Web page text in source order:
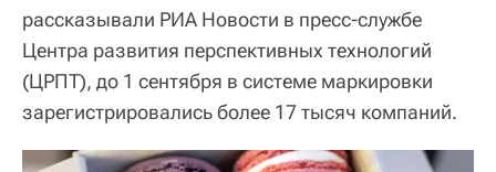
рассказывали РИА Новости в пресс-службе
Центра развития перспективных технологий
(ЦРПТ), до 1 сентября в системе маркировки
зарегистрировались более 17 тысяч компаний.